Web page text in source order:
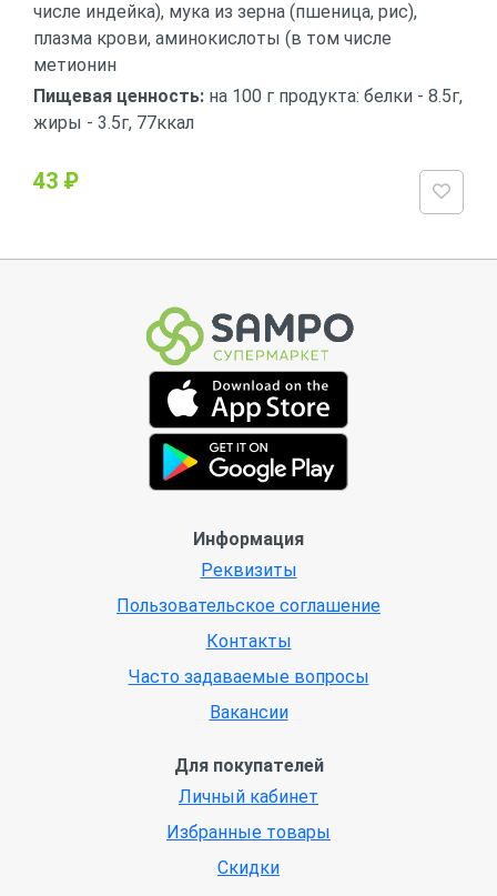
числе индейка), мука из зерна (пшеница, рис),
плазма крови, аминокислоты (в том числе
метионин
Пищевая ценность: на 100 г продукта: белки - 8.5г,
жиры - 3.5г, 77ккал
43 ₽
Информация
Реквизиты
Пользовательское соглашение
Контакты
Часто задаваемые вопросы
Вакансии
Для покупателей
Личный кабинет
Избранные товары
Скидки